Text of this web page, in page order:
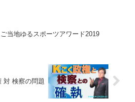
ご当地ゆるスポーツアワード2019
対 検察の問題